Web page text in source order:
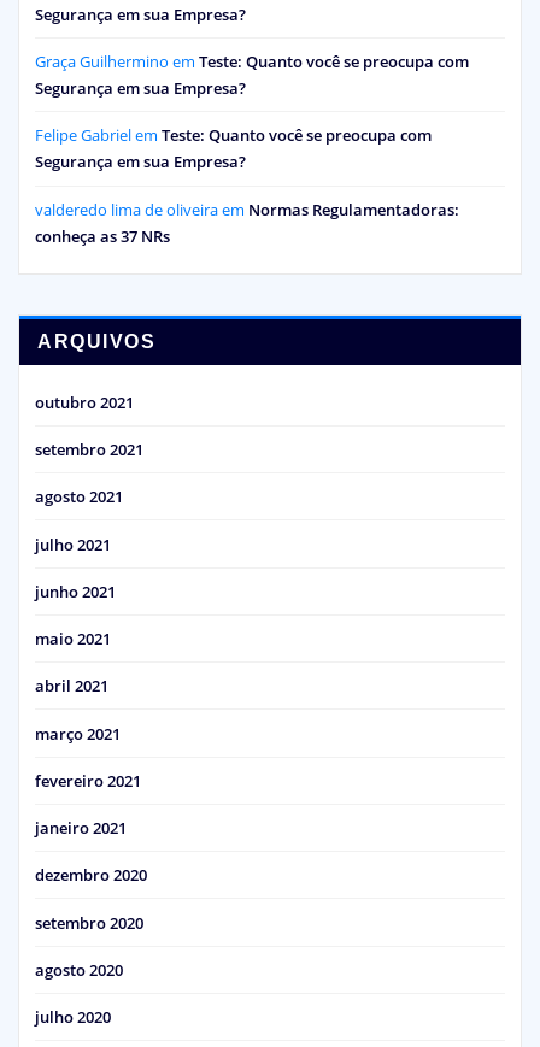
Segurança em sua Empresa?
Graça Guilhermino em Teste: Quanto você se preocupa com
Segurança em sua Empresa?
Felipe Gabrielem Teste: Quanto você se preocupa com
Segurança em sua Empresa?
valderedo lima de oliveiraem Normas Regulamentadoras:
conheça as 37 NRs
ARQUIVOS
outubro 2021
setembro 2021
agosto 2021
julho 2021
junho 2021
maio 2021
abril 2021
março 2021
fevereiro 2021
janeiro 2021
dezembro 2020
setembro 2020
agosto 2020
julho 2020